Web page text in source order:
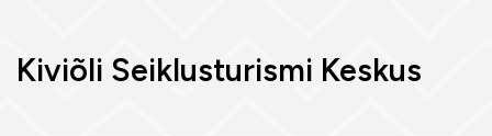
Kiviõli Seiklusturismi Keskus